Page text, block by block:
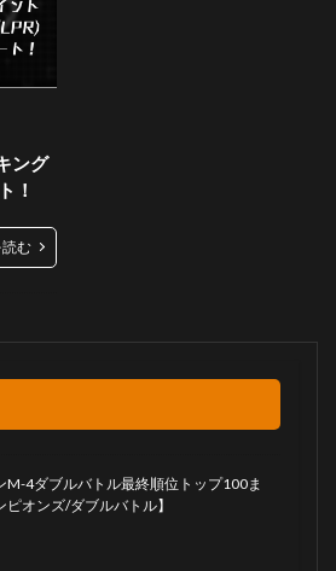
ング
！
む
M-4ダブルバトル最終順位トップ100ま
オンズ/ダブルバトル】